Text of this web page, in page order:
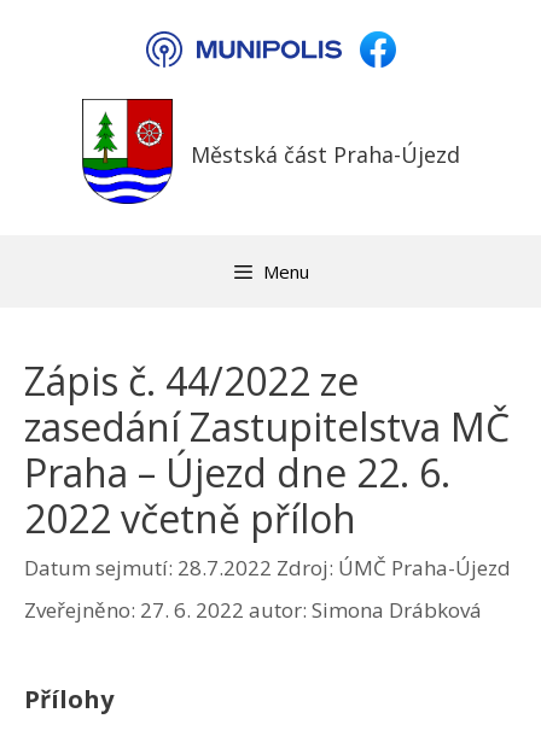
Městská část Praha-Újezd
Menu
Zápis č. 44/2022 ze
zasedání Zastupitelstva MČ
Praha – Újezd dne 22. 6.
2022 včetně příloh
Datum sejmutí: 28.7.2022 Zdroj: ÚMČ Praha-Újezd
Zveřejněno: 27. 6. 2022 autor: Simona Drábková
Přílohy